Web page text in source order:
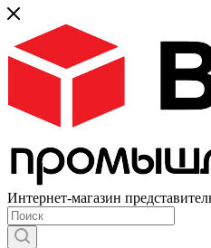
Интернет-магазин